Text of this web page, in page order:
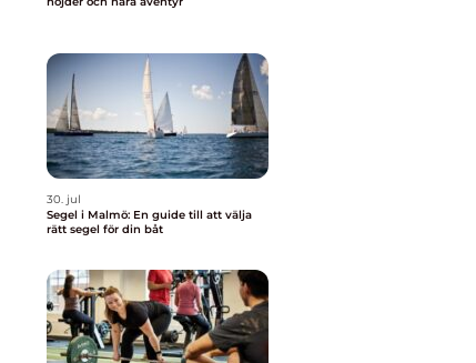
30. jul
Segel i Malmö: En guide till att välja
rätt segel för din båt